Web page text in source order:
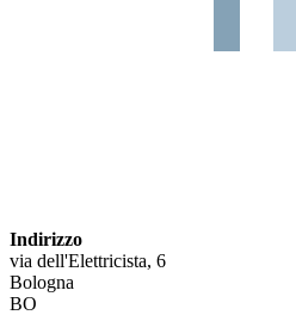
Indirizzo
via dell'Elettricista, 6
Bologna
BO